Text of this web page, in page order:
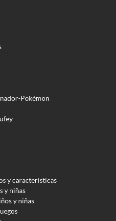
Pokémon
y características
y niñas
y niñas